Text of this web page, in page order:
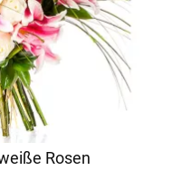
Rosen